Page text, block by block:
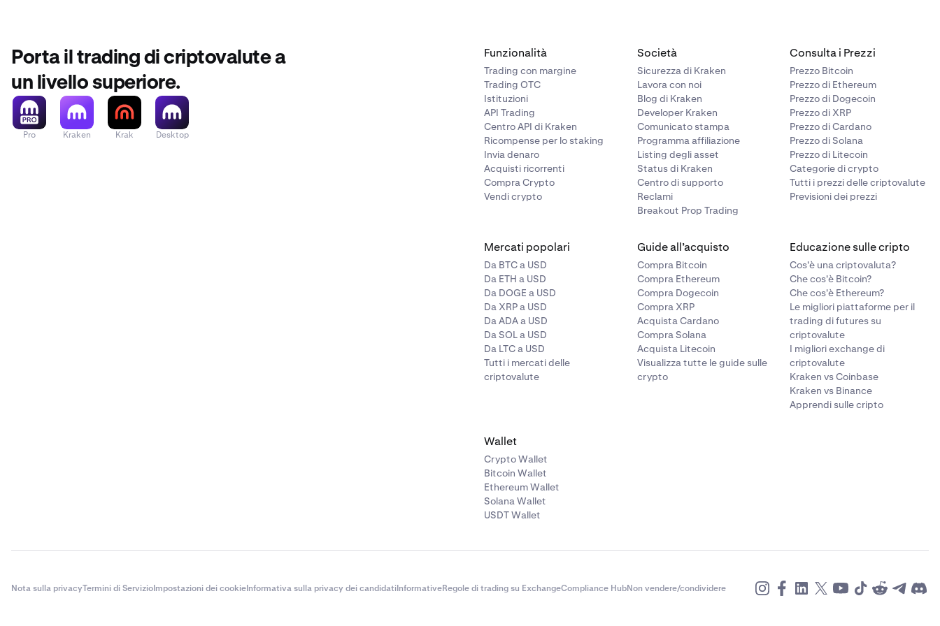
Porta il trading di criptovalute a
un livello superiore.
Pro Kraken Krak Desktop
Funzionalità
Trading con margine
Trading OTC
Istituzioni
API Trading
Centro API di Kraken
Ricompense per lo staking
Invia denaro
Acquisti ricorrenti
Compra Crypto
Vendi crypto
Società
Sicurezza di Kraken
Lavora con noi
Blog di Kraken
Developer Kraken
Comunicato stampa
Programma affiliazione
Listing degli asset
Status di Kraken
Centro di supporto
Reclami
Breakout Prop Trading
Consulta i Prezzi
Prezzo Bitcoin
Prezzo di Ethereum
Prezzo di Dogecoin
Prezzo di XRP
Prezzo di Cardano
Prezzo di Solana
Prezzo di Litecoin
Categorie di crypto
Tutti i prezzi delle criptovalute
Previsioni dei prezzi
Mercati popolari
Da BTC a USD
Da ETH a USD
Da DOGE a USD
Da XRP a USD
Da ADA a USD
Da SOL a USD
Da LTC a USD
Tutti i mercati delle
criptovalute
Guide all’acquisto
Compra Bitcoin
Compra Ethereum
Compra Dogecoin
Compra XRP
Acquista Cardano
Compra Solana
Acquista Litecoin
Visualizza tutte le guide sulle
crypto
Educazione sulle cripto
Cos'è una criptovaluta?
Che cos'è Bitcoin?
Che cos'è Ethereum?
Le migliori piattaforme per il
trading di futures su
criptovalute
I migliori exchange di
criptovalute
Kraken vs Coinbase
Kraken vs Binance
Apprendi sulle cripto
Wallet
Crypto Wallet
Bitcoin Wallet
Ethereum Wallet
Solana Wallet
USDT Wallet
Nota sulla privacyTermini di ServizioImpostazioni dei cookieInformativa sulla privacy dei candidatiInformativeRegole di trading su ExchangeCompliance HubNon vendere/condividere